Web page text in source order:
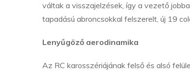
váltak a visszajelzések, így a vezető
tapadású abroncsokkal felszerelt, új 19
Lenyűgöző aerodinamika
Az RC karosszériájának felső és alsó